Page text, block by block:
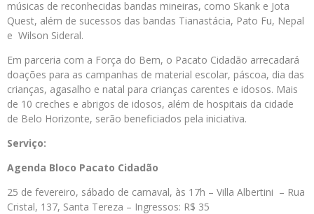
músicas de reconhecidas bandas mineiras, como Skank e Jota
Quest, além de sucessos das bandas Tianastácia, Pato Fu, Nepal
e Wilson Sideral.
Em parceria com a Força do Bem, o Pacato Cidadão arrecadará
doações para as campanhas de material escolar, páscoa, dia das
crianças, agasalho e natal para crianças carentes e idosos. Mais
de 10 creches e abrigos de idosos, além de hospitais da cidade
de Belo Horizonte, serão beneficiados pela iniciativa.
Serviço:
Agenda Bloco Pacato Cidadão
25 de fevereiro, sábado de carnaval, às 17h – Villa Albertini – Rua
Cristal, 137, Santa Tereza – Ingressos: R$ 35